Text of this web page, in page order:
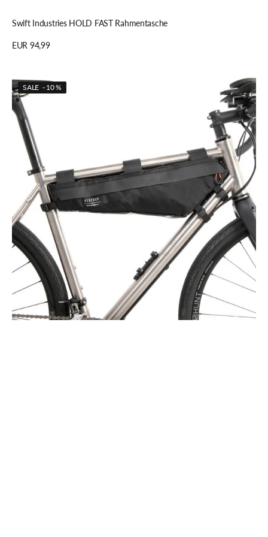
Swift Industries HOLD FAST Rahmentasche
Regulärer
EUR 94,99
Restrap
ADVENTURE
RACE
Rahmentasche
SALE - 10 %